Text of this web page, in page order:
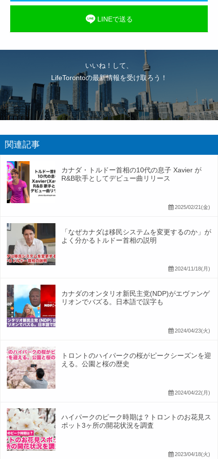
LINEで送る
いいね！して、
LifeTorontoの最新情報を受け取ろう！
関連記事
カナダ・トルドー首相の10代の息子 Xavier が
R&B歌手としてデビュー曲リリース
2025/02/21(金)
「なぜカナダは移民システムを変更するのか」が
よく分かるトルドー首相の説明
2024/11/18(月)
カナダのオンタリオ新民主党(NDP)がエヴァンゲ
リオンでバズる。日本語で誤字も
2024/04/23(火)
トロントのハイパークの桜がピークシーズンを迎
える。公園と桜の歴史
2024/04/22(月)
ハイパークのピーク時期は？トロントのお花見ス
ポット3ヶ所の開花状況を調査
2023/04/18(火)